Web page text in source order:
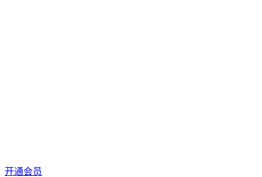
开通会员